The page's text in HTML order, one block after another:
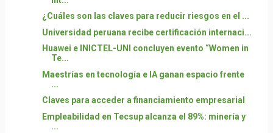
¿Cuáles son las claves para reducir riesgos en el ...
Universidad peruana recibe certificación internaci...
Huawei e INICTEL-UNI concluyen evento “Women in
Te...
Maestrías en tecnología e IA ganan espacio frente
...
Claves para acceder a financiamiento empresarial
Empleabilidad en Tecsup alcanza el 89%: minería y
...